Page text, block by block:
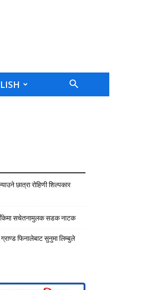
छात्रा रोहिणी शिल्पकार
सचेतनामुलक सडक नाटक
फिनालेबाट सुनुमा लिम्बुले